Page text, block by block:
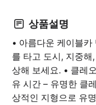
상품설명
• 아름다운 케이블
를 타고 도시, 지중
상해 보세요. • 클레
유 시간 – 유명한 클
상적인 지형으로 유